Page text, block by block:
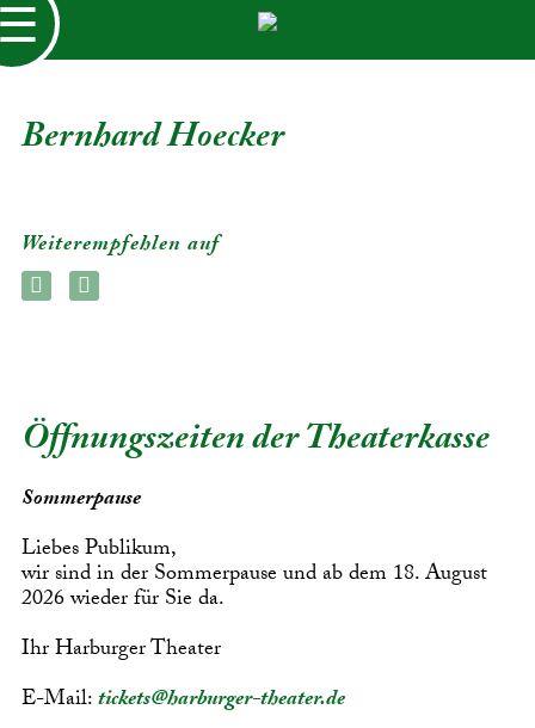
Bernhard Hoecker
Weiterempfehlen auf
Öffnungszeiten der Theaterkasse
Sommerpause
Liebes Publikum,
wir sind in der Sommerpause und ab dem 18. August
2026 wieder für Sie da.
Ihr Harburger Theater
E-Mail:tickets@harburger-theater.de